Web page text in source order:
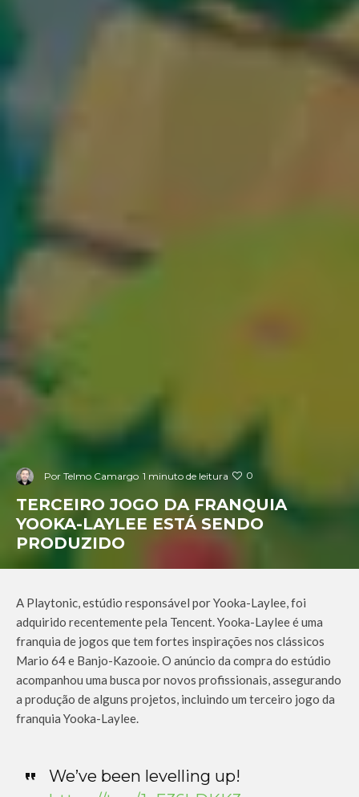
Por Telmo Camargo 1 minuto de leitura 0
TERCEIRO JOGO DA FRANQUIA
YOOKA-LAYLEE ESTÁ SENDO
PRODUZIDO
A Playtonic, estúdio responsável por Yooka-Laylee, foi
adquirido recentemente pela Tencent. Yooka-Laylee é uma
franquia de jogos que tem fortes inspirações nos clássicos
Mario 64 e Banjo-Kazooie. O anúncio da compra do estúdio
acompanhou uma busca por novos profissionais, assegurando
a produção de alguns projetos, incluindo um terceiro jogo da
franquia Yooka-Laylee.
We’ve been levelling up!